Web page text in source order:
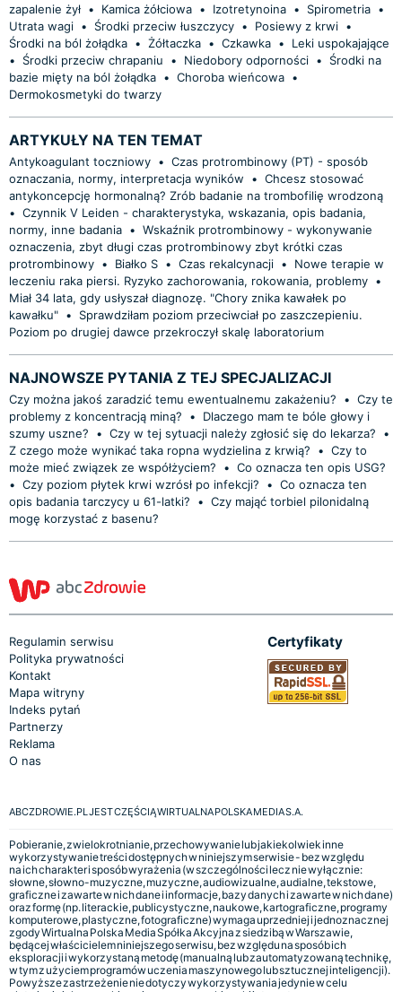
zapalenie żył • Kamica żółciowa • Izotretynoina • Spirometria •
Utrata wagi • Środki przeciw łuszczycy • Posiewy z krwi •
Środki na ból żołądka • Żółtaczka • Czkawka •
Leki uspokajające
•
Środki przeciw chrapaniu • Niedobory odporności •
Środki na
bazie mięty na ból żołądka • Choroba wieńcowa •
Dermokosmetyki do twarzy
ARTYKUŁY NA TEN TEMAT
Antykoagulant toczniowy • Czas protrombinowy (PT) - sposób
oznaczania, normy, interpretacja wyników
• Chcesz stosować
antykoncepcję hormonalną? Zrób badanie na trombofilię wrodzoną
• Czynnik V Leiden - charakterystyka, wskazania, opis badania,
normy, inne badania • Wskaźnik protrombinowy - wykonywanie
oznaczenia, zbyt długi czas protrombinowy zbyt krótki czas
protrombinowy • Białko S • Czas rekalcynacji •
Nowe terapie w
leczeniu raka piersi. Ryzyko zachorowania, rokowania, problemy •
Miał 34 lata, gdy usłyszał diagnozę. "Chory znika kawałek po
kawałku" •
Sprawdziłam poziom przeciwciał po zaszczepieniu.
Poziom po drugiej dawce przekroczył skalę laboratorium
NAJNOWSZE PYTANIA Z TEJ SPECJALIZACJI
Czy można jakoś zaradzić temu ewentualnemu zakażeniu? • Czy te
problemy z koncentracją miną?
•
Dlaczego mam te bóle głowy i
szumy uszne?
• Czy w tej sytuacji należy zgłosić się do lekarza?
•
Z czego może wynikać taka ropna wydzielina z krwią?
• Czy to
może mieć związek ze współżyciem?
• Co oznacza ten opis USG?
• Czy poziom płytek krwi wzrósł po infekcji? • Co oznacza ten
opis badania tarczycy u 61-latki?
• Czy mająć torbiel pilonidalną
mogę korzystać z basenu?
Regulamin serwisu
Polityka prywatności
Kontakt
Mapa witryny
Indeks pytań
Partnerzy
Reklama
O nas
Certyfikaty
ABCZDROWIE.PL JEST CZĘŚCIĄ WIRTUALNA POLSKA MEDIA S.A.
Pobieranie, zwielokrotnianie, przechowywanie lub jakiekolwiek inne
wykorzystywanie treści dostępnych w niniejszym serwisie - bez względu
na ich charakter i sposób wyrażenia (w szczególności lecz nie wyłącznie:
słowne, słowno-muzyczne, muzyczne, audiowizualne, audialne, tekstowe,
graficzne i zawarte w nich dane i informacje, bazy danych i zawarte w nich dane)
oraz formę (np. literackie, publicystyczne, naukowe, kartograficzne, programy
komputerowe, plastyczne, fotograficzne) wymaga uprzedniej i jednoznacznej
zgody Wirtualna Polska Media Spółka Akcyjna z siedzibą w Warszawie,
będącej właścicielem niniejszego serwisu, bez względu na sposób ich
eksploracji i wykorzystaną metodę (manualną lub zautomatyzowaną technikę,
w tym z użyciem programów uczenia maszynowego lub sztucznej inteligencji).
Powyższe zastrzeżenie nie dotyczy wykorzystywania jedynie w celu